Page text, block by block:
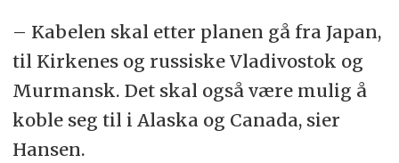
– Kabelen skal etter planen gå fra Japan,
til Kirkenes og russiske Vladivostok og
Murmansk. Det skal også være mulig å
koble seg til i Alaska og Canada, sier
Hansen.